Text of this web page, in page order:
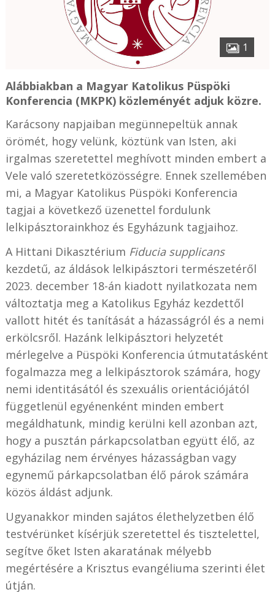
1
Alábbiakban a Magyar Katolikus Püspöki
Konferencia (MKPK) közleményét adjuk közre.
Karácsony napjaiban megünnepeltük annak
örömét, hogy velünk, köztünk van Isten, aki
irgalmas szeretettel meghívott minden embert a
Vele való szeretetközösségre. Ennek szellemében
mi, a Magyar Katolikus Püspöki Konferencia
tagjai a következő üzenettel fordulunk
lelkipásztorainkhoz és Egyházunk tagjaihoz.
A Hittani Dikasztérium Fiducia supplicans
kezdetű, az áldások lelkipásztori természetéről
2023. december 18-án kiadott nyilatkozata nem
változtatja meg a Katolikus Egyház kezdettől
vallott hitét és tanítását a házasságról és a nemi
erkölcsről. Hazánk lelkipásztori helyzetét
mérlegelve a Püspöki Konferencia útmutatásként
fogalmazza meg a lelkipásztorok számára, hogy
nemi identitásától és szexuális orientációjától
függetlenül egyénenként minden embert
megáldhatunk, mindig kerülni kell azonban azt,
hogy a pusztán párkapcsolatban együtt élő, az
egyházilag nem érvényes házasságban vagy
egynemű párkapcsolatban élő párok számára
közös áldást adjunk.
Ugyanakkor minden sajátos élethelyzetben élő
testvérünket kísérjük szeretettel és tisztelettel,
segítve őket Isten akaratának mélyebb
megértésére a Krisztus evangéliuma szerinti élet
útján.